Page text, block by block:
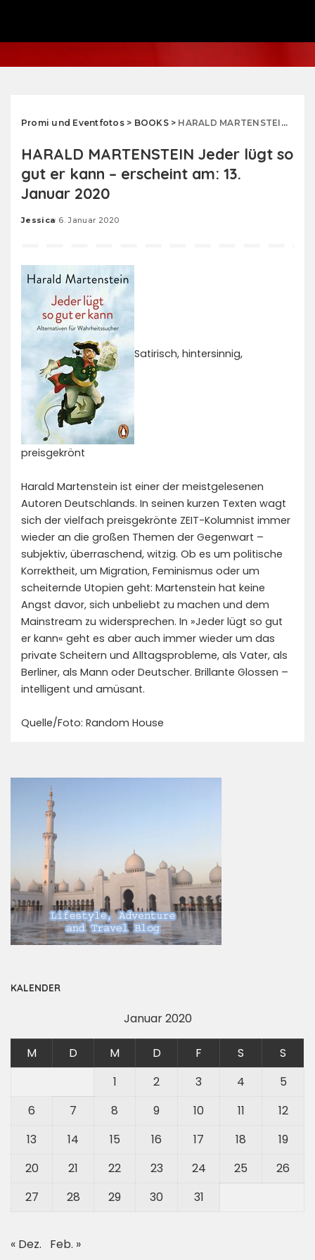
Promi und Eventfotos> BOOKS> HARALD MARTENSTEIN Jeder lügt so gut er kann – erscheint am: 13. Januar 2020
HARALD MARTENSTEIN Jeder lügt so
gut er kann – erscheint am: 13.
Januar 2020
Posted
Jessica 6. Januar 2020
Satirisch, hintersinnig,
preisgekrönt
Harald Martenstein ist einer der meistgelesenen
Autoren Deutschlands. In seinen kurzen Texten wagt
sich der vielfach preisgekrönte ZEIT-Kolumnist immer
wieder an die großen Themen der Gegenwart –
subjektiv, überraschend, witzig. Ob es um politische
Korrektheit, um Migration, Feminismus oder um
scheiternde Utopien geht: Martenstein hat keine
Angst davor, sich unbeliebt zu machen und dem
Mainstream zu widersprechen. In »Jeder lügt so gut
er kann« geht es aber auch immer wieder um das
private Scheitern und Alltagsprobleme, als Vater, als
Berliner, als Mann oder Deutscher. Brillante Glossen –
intelligent und amüsant.
Quelle/Foto: Random House
KALENDER
Januar 2020
M D M D F S
S
1
2 3 4
5
6
7 8 9 10 11
12
13
14 15 16 17 18
19
20
21 22 23 24 25
26
27
28 29 30 31
« Dez. Feb. »